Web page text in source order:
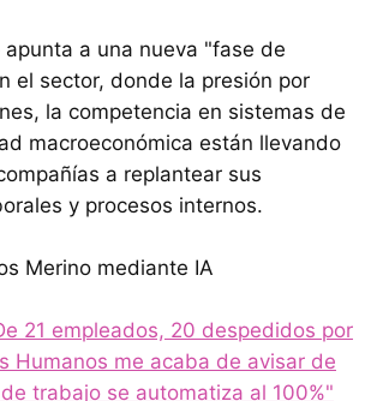
apunta a una nueva "fase de
el sector, donde la presión por
la competencia en sistemas de
macroeconómica están llevando
a replantear sus
y procesos internos.
Merino mediante IA
21 empleados, 20 despedidos por
Humanos me acaba de avisar de
trabajo se automatiza al 100%"